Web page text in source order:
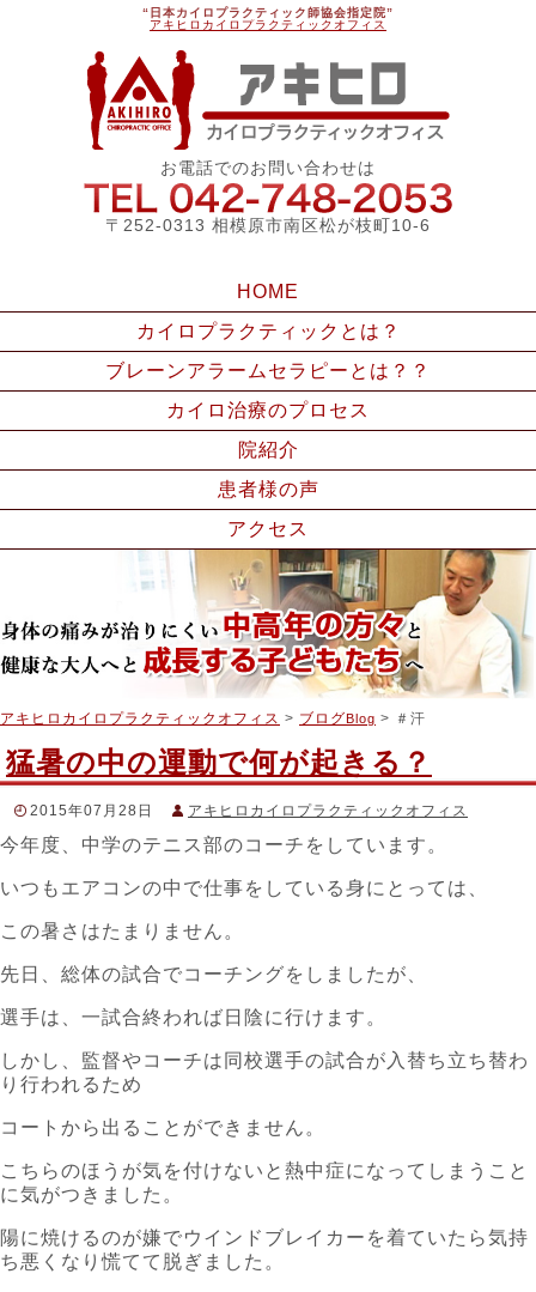
“日本カイロプラクティック師協会指定院”
アキヒロカイロプラクティックオフィス
お電話でのお問い合わせは
〒252-0313 相模原市南区松が枝町10-6
HOME
カイロプラクティックとは？
ブレーンアラームセラピーとは？？
カイロ治療のプロセス
院紹介
患者様の声
アクセス
アキヒロカイロプラクティックオフィス > ブログ Blog > ＃汗
猛暑の中の運動で何が起きる？
2015年07月28日
アキヒロカイロプラクティックオフィス
スタッフブログ
＃アキヒロカイロプラクティック
, ＃うっ血,
＃カイロプラクテ
ィック,＃リンパ還流 ＃交感神経 ,＃放熱 ,＃横隔膜, ＃機能神
今年度、中学のテニス部のコーチをしています。
いつもエアコンの中で仕事をしている身にとっては、
この暑さはたまりません。
先日、総体の試合でコーチングをしましたが、
選手は、一試合終われば日陰に行けます。
しかし、監督やコーチは同校選手の試合が入替ち立ち替わ
り行われるため
コートから出ることができません。
こちらのほうが気を付けないと熱中症になってしまうこと
に気がつきました。
陽に焼けるのが嫌でウインドブレイカーを着ていたら気持
ち悪くなり慌てて脱ぎました。